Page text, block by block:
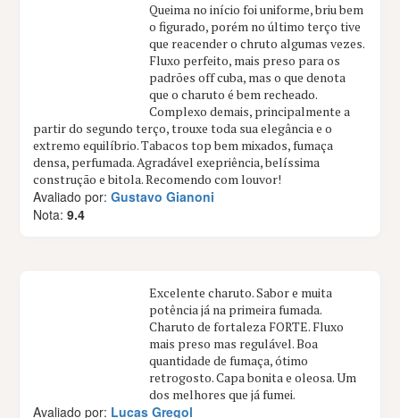
Queima no início foi uniforme, briu bem
o figurado, porém no último terço tive
que reacender o chruto algumas vezes.
Fluxo perfeito, mais preso para os
padrões off cuba, mas o que denota
que o charuto é bem recheado.
Complexo demais, principalmente a
partir do segundo terço, trouxe toda sua elegância e o
extremo equilíbrio. Tabacos top bem mixados, fumaça
densa, perfumada. Agradável exepriência, belíssima
construção e bitola. Recomendo com louvor!
Avaliado por:Gustavo Gianoni
Nota:9.4
Excelente charuto. Sabor e muita
potência já na primeira fumada.
Charuto de fortaleza FORTE. Fluxo
mais preso mas regulável. Boa
quantidade de fumaça, ótimo
retrogosto. Capa bonita e oleosa. Um
dos melhores que já fumei.
Avaliado por: Lucas Gregol